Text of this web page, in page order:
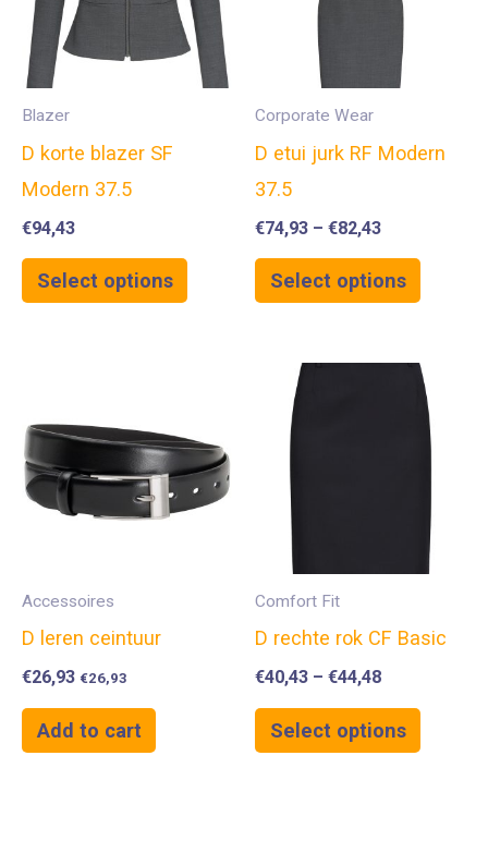
Blazer
D korte blazer SF
Modern 37.5
€94,43
Select options
Corporate Wear
D etui jurk RF Modern
37.5
€74,93 – €82,43
Select options
Accessoires
D leren ceintuur
€26,93 €26,93
Add to cart
Comfort Fit
D rechte rok CF Basic
€40,43 – €44,48
Select options